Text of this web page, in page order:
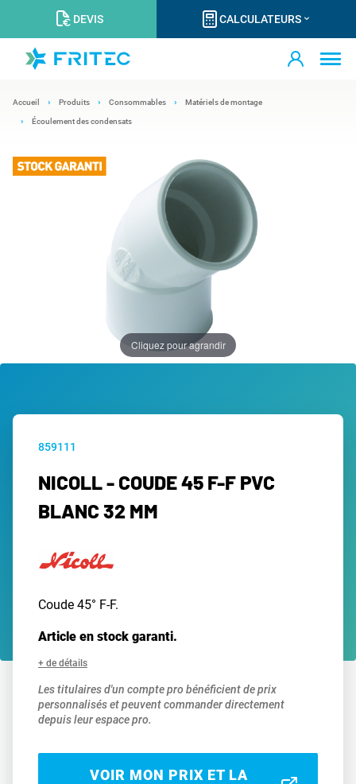
DEVIS CALCULATEURS
Accueil Produits Consommables Matériels de montage
Écoulement des condensats
Cliquez pour agrandir
859111
NICOLL - COUDE 45 F-F PVC
BLANC 32 MM
Coude 45° F-F.
Article en stock garanti.
+ de détails
Les titulaires d'un compte pro bénéficient de prix
personnalisés et peuvent commander directement
depuis leur espace pro.
VOIR MON PRIX ET LA